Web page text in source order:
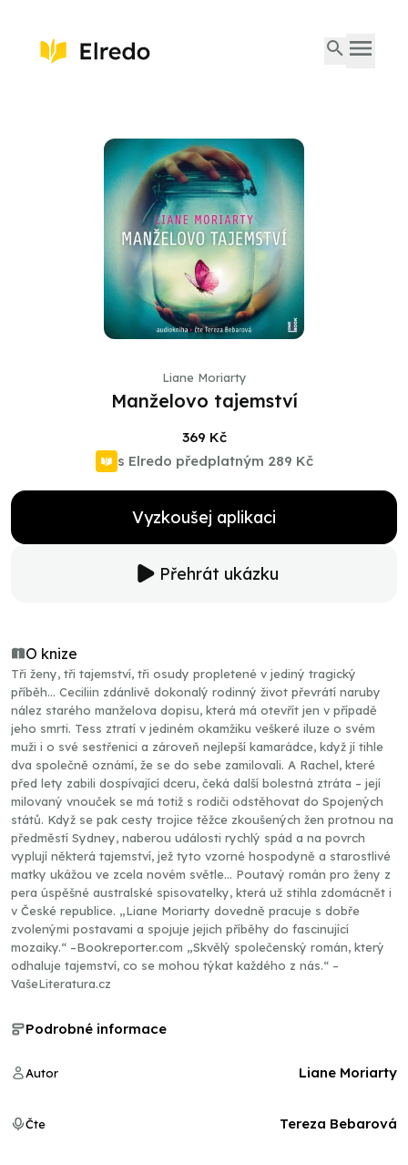
Liane Moriarty
Manželovo tajemství
369 Kč
s Elredo předplatným 289 Kč
Vyzkoušej aplikaci
Přehrát ukázku
O knize
Tři ženy, tři tajemství, tři osudy propletené v jediný tragický
příběh... Ceciliin zdánlivě dokonalý rodinný život převrátí naruby
nález starého manželova dopisu, která má otevřít jen v případě
jeho smrti. Tess ztratí v jediném okamžiku veškeré iluze o svém
muži i o své sestřenici a zároveň nejlepší kamarádce, když jí tihle
dva společně oznámí, že se do sebe zamilovali. A Rachel, které
před lety zabili dospívající dceru, čeká další bolestná ztráta – její
milovaný vnouček se má totiž s rodiči odstěhovat do Spojených
států. Když se pak cesty trojice těžce zkoušených žen protnou na
předměstí Sydney, naberou události rychlý spád a na povrch
vyplují některá tajemství, jež tyto vzorné hospodyně a starostlivé
matky ukážou ve zcela novém světle... Poutavý román pro ženy z
pera úspěšné australské spisovatelky, která už stihla zdomácnět i
v České republice. „Liane Moriarty dovedně pracuje s dobře
zvolenými postavami a spojuje jejich příběhy do fascinující
mozaiky.“ –Bookreporter.com „Skvělý společenský román, který
odhaluje tajemství, co se mohou týkat každého z nás.“ –
VašeLiteratura.cz
Podrobné informace
Autor Liane Moriarty
Čte Tereza Bebarová